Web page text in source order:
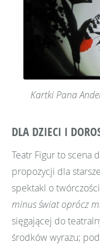
Kartki Pana
DLA DZIECI I
Teatr Figur to scena
propozycji dla
spektakl o
minus świat oprócz
sięgającej do
środków wyrazu;